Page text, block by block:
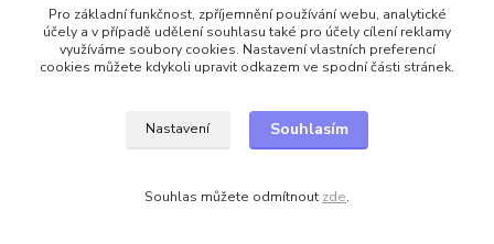
+420 725 924 868
kontakt@velkoobchod-obuvi.cz
Pro základní funkčnost, zpříjemnění používání webu, analytické
účely a v případě udělení souhlasu také pro účely cílení reklamy
využíváme soubory cookies. Nastavení vlastních preferencí
cookies můžete kdykoli upravit odkazem ve spodní části stránek.
Nastavení Souhlasím
Souhlas můžete odmítnout zde.